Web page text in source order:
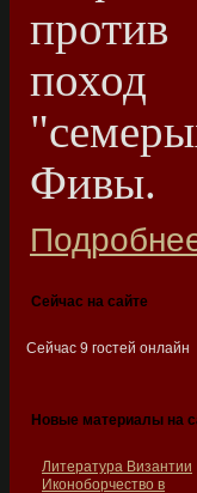
поход
Фивы.
Сейчас на сайте
Сейчас 9 гостей онлайн
Новые материалы на
Литература Византии
Иконоборчество в